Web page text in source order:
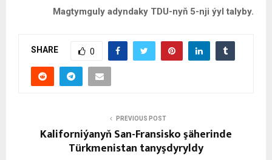
Magtymguly adyndaky TDU-nyň 5-nji ýyl talyby.
SHARE 0
PREVIOUS POST
Kaliforniýanyň San-Fransisko şäherinde
Türkmenistan tanyşdyryldy